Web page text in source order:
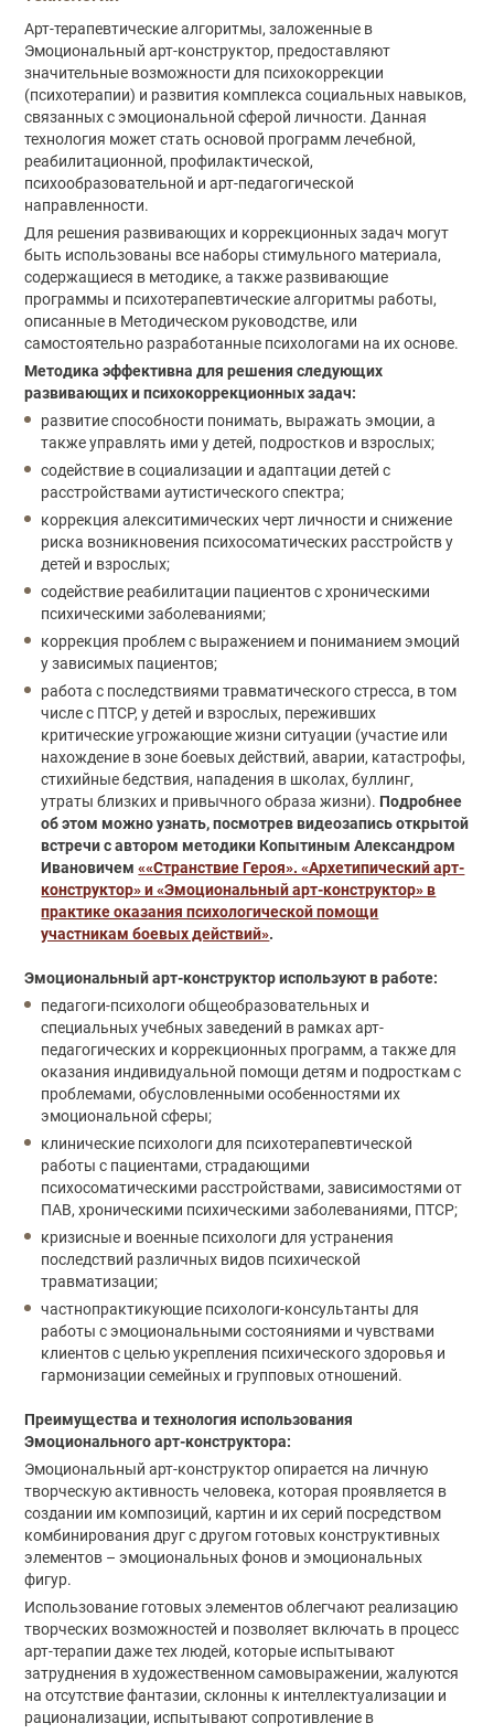
Арт-терапевтические алгоритмы, заложенные в
Эмоциональный арт-конструктор, предоставляют
значительные возможности для психокоррекции
(психотерапии) и развития комплекса социальных навыков,
связанных с эмоциональной сферой личности. Данная
технология может стать основой программ лечебной,
реабилитационной, профилактической,
психообразовательной и арт-педагогической
направленности.
Для решения развивающих и коррекционных задач могут
быть использованы все наборы стимульного материала,
содержащиеся в методике, а также развивающие
программы и психотерапевтические алгоритмы работы,
описанные в Методическом руководстве, или
самостоятельно разработанные психологами на их основе.
Методика эффективна для решения следующих
развивающих и психокоррекционных задач:
развитие способности понимать, выражать эмоции, а
также управлять ими у детей, подростков и взрослых;
содействие в социализации и адаптации детей с
расстройствами аутистического спектра;
коррекция алекситимических черт личности и снижение
риска возникновения психосоматических расстройств у
детей и взрослых;
содействие реабилитации пациентов с хроническими
психическими заболеваниями;
коррекция проблем с выражением и пониманием эмоций
у зависимых пациентов;
работа с последствиями травматического стресса, в том
числе с ПТСР, у детей и взрослых, переживших
критические угрожающие жизни ситуации (участие или
нахождение в зоне боевых действий, аварии, катастрофы,
стихийные бедствия, нападения в школах, буллинг,
утраты близких и привычного образа жизни). Подробнее
об этом можно узнать, посмотрев видеозапись открытой
встречи с автором методики Копытиным Александром
Ивановичем««Странствие Героя». «Архетипический арт-
конструктор» и «Эмоциональный арт-конструктор» в
практике оказания психологической помощи
участникам боевых действий».
Эмоциональный арт-конструктор используют в работе:
педагоги-психологи общеобразовательных и
специальных учебных заведений в рамках арт-
педагогических и коррекционных программ, а также для
оказания индивидуальной помощи детям и подросткам с
проблемами, обусловленными особенностями их
эмоциональной сферы;
клинические психологи для психотерапевтической
работы с пациентами, страдающими
психосоматическими расстройствами, зависимостями от
ПАВ, хроническими психическими заболеваниями, ПТСР;
кризисные и военные психологи для устранения
последствий различных видов психической
травматизации;
частнопрактикующие психологи-консультанты для
работы с эмоциональными состояниями и чувствами
клиентов с целью укрепления психического здоровья и
гармонизации семейных и групповых отношений.
Преимущества и технология использования
Эмоционального арт-конструктора:
Эмоциональный арт-конструктор опирается на личную
творческую активность человека, которая проявляется в
создании им композиций, картин и их серий посредством
комбинирования друг с другом готовых конструктивных
элементов – эмоциональных фонов и эмоциональных
фигур.
Использование готовых элементов облегчают реализацию
творческих возможностей и позволяет включать в процесс
арт-терапии даже тех людей, которые испытывают
затруднения в художественном самовыражении, жалуются
на отсутствие фантазии, склонны к интеллектуализации и
рационализации, испытывают сопротивление в